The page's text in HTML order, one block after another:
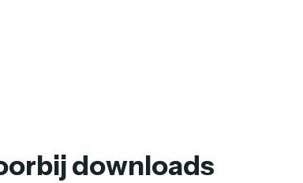
downloads